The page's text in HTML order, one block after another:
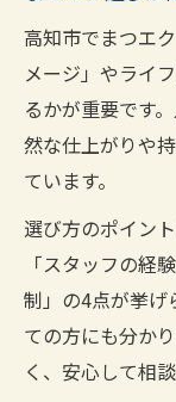
まつエ
法
高知市
は
まつげパー
高知市
果
まつげ
由
高知市
高知市でまつエ
メージ」やライ
るかが重要です
然な仕上がりや
ています。
選び方のポイン
「スタッフの経
制」の4点が挙げ
ての方にも分か
く、安心して相